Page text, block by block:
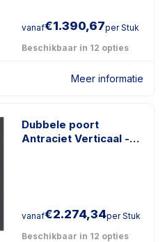
vanaf€1.390,67per Stuk
Beschikbaar in 12 opties
Meer informatie
Dubbele poort
Antraciet Verticaal -
vanaf€2.274,34per Stuk
Beschikbaar in 12 opties